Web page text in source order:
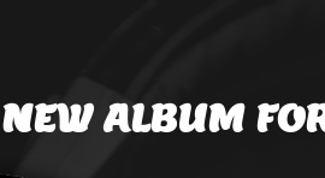
NEW ALBUM